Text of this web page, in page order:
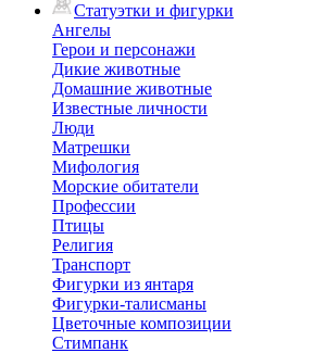
Статуэтки и фигурки
Ангелы
Герои и персонажи
Дикие животные
Домашние животные
Известные личности
Люди
Матрешки
Мифология
Морские обитатели
Профессии
Птицы
Религия
Транспорт
Фигурки из янтаря
Фигурки-талисманы
Цветочные композиции
Стимпанк